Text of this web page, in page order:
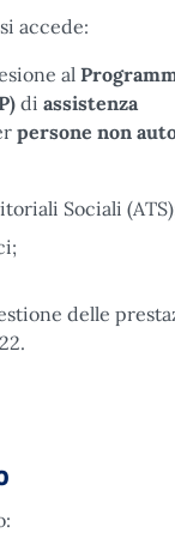
accede:
al
di assistenza
persone non
Sociali
delle